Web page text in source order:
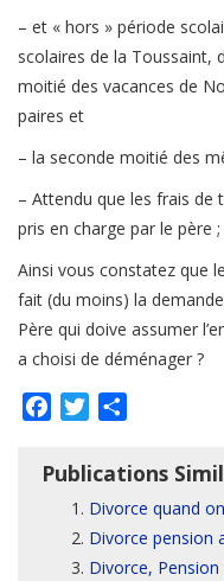
– et « hors » période
scolaires de la Toussaint,
moitié des vacances de
paires et
– la seconde moitié des
– Attendu que les frais
pris en charge par le père ;
Ainsi vous constatez que
fait (du moins) la
Père qui doive assumer
a choisi de déménager ?
FacebookTwitter
Publications
Divorce quand
Divorce pension
Divorce,